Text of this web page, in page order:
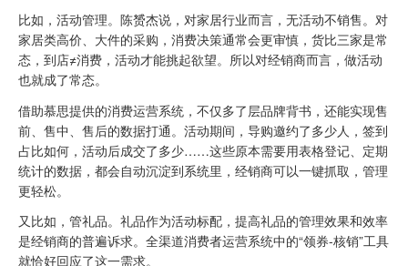
比如，活动管理。陈赟杰说，对家居行业而言，无活动不销售。对
家居类高价、大件的采购，消费决策通常会更审慎，货比三家是常
态，到店≠消费，活动才能挑起欲望。所以对经销商而言，做活动
也就成了常态。
借助慕思提供的消费运营系统，不仅多了层品牌背书，还能实现售
前、售中、售后的数据打通。活动期间，导购邀约了多少人，签到
占比如何，活动后成交了多少……这些原本需要用表格登记、定期
统计的数据，都会自动沉淀到系统里，经销商可以一键抓取，管理
更轻松。
又比如，管礼品。礼品作为活动标配，提高礼品的管理效果和效率
是经销商的普遍诉求。全渠道消费者运营系统中的“领券-核销”工具
就恰好回应了这一需求。